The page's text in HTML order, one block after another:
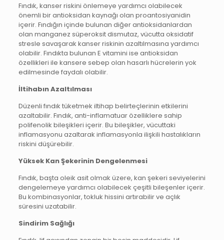
Fındık, kanser riskini önlemeye yardımcı olabilecek
önemli bir antioksidan kaynağı olan proantosiyanidin
içerir. Fındığın içinde bulunan diğer antioksidanlardan
olan manganez süperoksit dismutaz, vücutta oksidatif
stresle savaşarak kanser riskinin azaltılmasına yardımcı
olabilir. Fındıkta bulunan E vitamini ise antioksidan
özellikleri ile kansere sebep olan hasarlı hücrelerin yok
edilmesinde faydalı olabilir.
İltihabın Azaltılması
Düzenli fındık tüketmek iltihap belirteçlerinin etkilerini
azaltabilir. Fındık, anti-inflamatuar özelliklere sahip
polifenolik bileşikleri içerir. Bu bileşikler, vücuttaki
inflamasyonu azaltarak inflamasyonla ilişkili hastalıkların
riskini düşürebilir.
Yüksek Kan Şekerinin Dengelenmesi
Fındık, başta oleik asit olmak üzere, kan şekeri seviyelerini
dengelemeye yardımcı olabilecek çeşitli bileşenler içerir.
Bu kombinasyonlar, tokluk hissini artırabilir ve açlık
süresini uzatabilir.
Sindirim Sağlığı